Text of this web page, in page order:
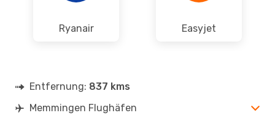
Ryanair Easyjet
Entfernung: 837 kms
Memmingen Flughäfen